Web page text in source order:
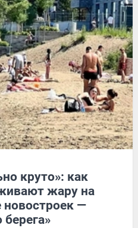
круто»: как
жару на
—